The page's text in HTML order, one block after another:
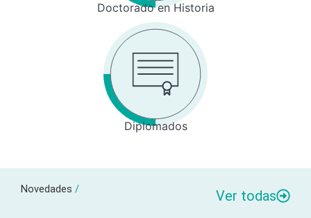
Doctorado en Historia
Diplomados
Novedades / Ver todas